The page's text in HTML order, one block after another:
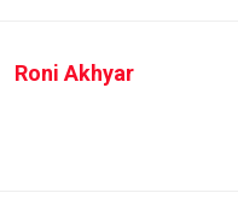
Roni Akhyar